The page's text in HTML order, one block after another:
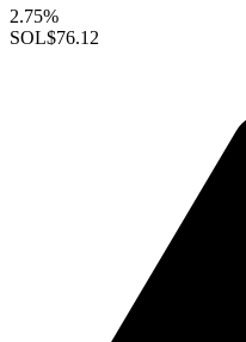
2.75%
SOL$76.12